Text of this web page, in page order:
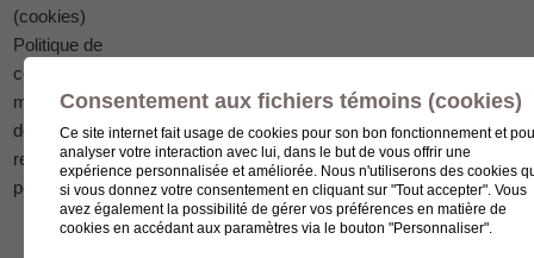
(cookies)
Politique de
confidentialité en
matière
de protection des
renseignements
personnels
Consentement aux fichiers témoins (cookies)
Ce site internet fait usage de cookies pour son bon fonctionnement et
analyser votre interaction avec lui, dans le but de vous offrir une
expérience personnalisée et améliorée. Nous n'utiliserons des cookies
si vous donnez votre consentement en cliquant sur "Tout accepter". Vous
avez également la possibilité de gérer vos préférences en matière de
cookies en accédant aux paramètres via le bouton "Personnaliser".